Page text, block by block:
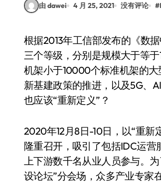
由 dawei 4 月 25, 2021 没有评论 #
根据2013年工信部发布的《数据中心建设布局的指导意见》，我国数据中心按照规模大小划分为
三个等级，分别是规模大于等
机架小于10000个标准机架的
新基建政策的推进，以及5G、
也应该“重新定义”？
2020年12月8日-10日，以“重新
隆重召开，吸引了包括IDC运
上下游数千名从业人员参与。
设论坛”分会场，众多产业专家